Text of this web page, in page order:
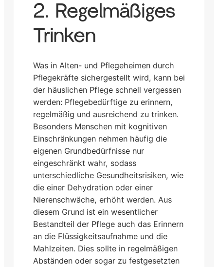
2. Regelmäßiges
Trinken
Was in Alten- und Pflegeheimen durch
Pflegekräfte sichergestellt wird, kann bei
der häuslichen Pflege schnell vergessen
werden: Pflegebedürftige zu erinnern,
regelmäßig und ausreichend zu trinken.
Besonders Menschen mit kognitiven
Einschränkungen nehmen häufig die
eigenen Grundbedürfnisse nur
eingeschränkt wahr, sodass
unterschiedliche Gesundheitsrisiken, wie
die einer Dehydration oder einer
Nierenschwäche, erhöht werden. Aus
diesem Grund ist ein wesentlicher
Bestandteil der Pflege auch das Erinnern
an die Flüssigkeitsaufnahme und die
Mahlzeiten. Dies sollte in regelmäßigen
Abständen oder sogar zu festgesetzten